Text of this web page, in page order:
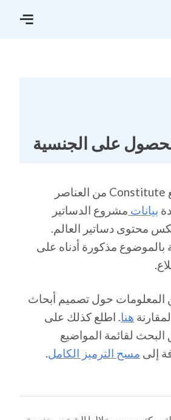
على الجنسية
.يتم إنشاء مواضيع Constitute من العناصر
بيانات مشروع الدساتير
محتوى دساتير العالم.
بالموضوع مذكورة أدناه على
المعلومات حول تصميم أبحاث
هنا . اطلع كذلك على
لقائمة المواضيع
إلى مسح الترميز الكامل